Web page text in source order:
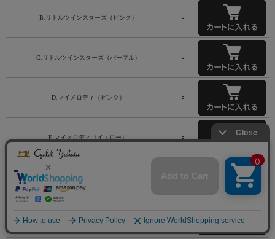
B.リトルツインスターズ（ピンク） ○
C.リトルツインスターズ（パープル） ○
D.マイメロディ（ピンク） ○
E.マイメロディ（イエロー） ○
F.マイメロディMP（ピンク） ○
G.マイメロディMP（パープル）［公式限定カラー］ ○